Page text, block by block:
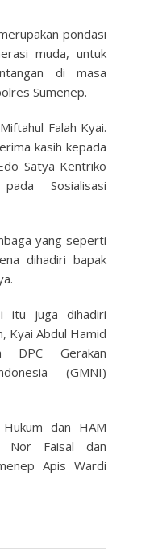
pondasi
muda, untuk
di masa
Sumenep.
Falah Kyai.
kasih kepada
Satya Kentriko
Sosialisasi
yang seperti
dihadiri bapak
itu juga dihadiri
Kyai Abdul Hamid
DPC Gerakan
(GMNI)
dan HAM
Nor Faisal dan
Apis Wardi